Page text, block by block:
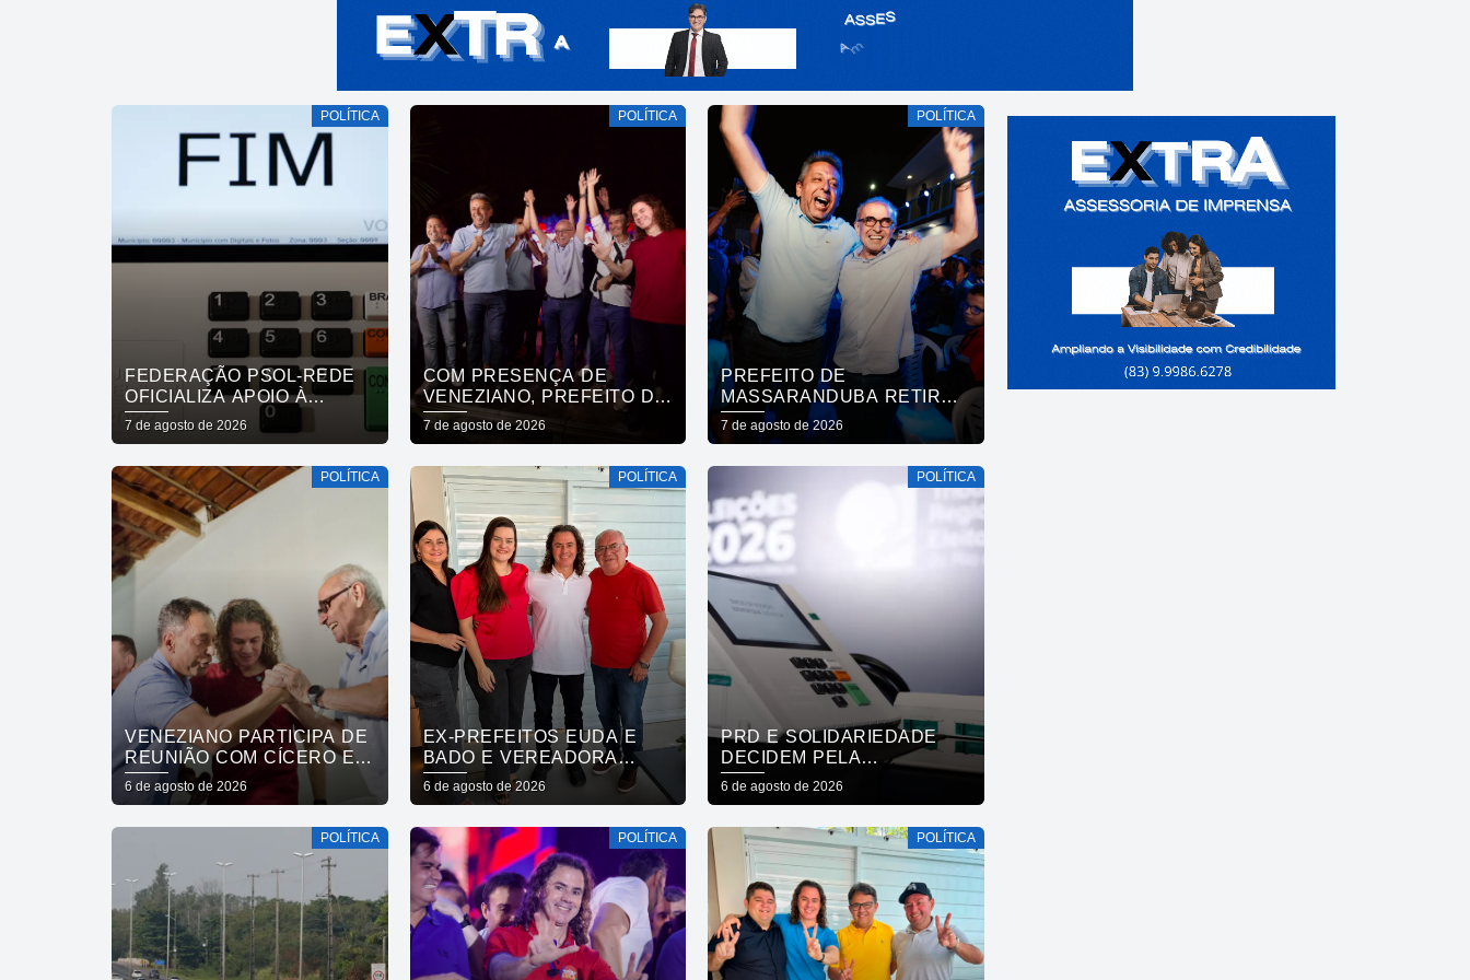
POLÍTICA
FEDERAÇÃO PSOL-REDE
OFICIALIZA APOIO À
CANDIDATURA DE LULA À
REELEIÇÃO
7 de agosto de 2026
POLÍTICA
COM PRESENÇA DE
VENEZIANO, PREFEITO DE
MASSARANDUBA REÚNE
POPULAÇÃO E ANUNCIA
7 de agosto de 2026
POLÍTICA
PREFEITO DE
MASSARANDUBA RETIRA
APOIO A LUCAS RIBEIRO E
ANUNCIA VOTO EM
7 de agosto de 2026
POLÍTICA
VENEZIANO PARTICIPA DE
REUNIÃO COM CÍCERO E
FÁBIO RAMALHO E
AFIRMA: “NÃO ESTAMOS
MOSTRANDO TRABALHO
6 de agosto de 2026
POLÍTICA
EX-PREFEITOS EUDA E
BADO E VEREADORA
MARINA VENÂNCIO, DE
CUITÉ, REAFIRMAM APOIO
ANDRÉ GADELHA
6 de agosto de 2026
POLÍTICA
PRD E SOLIDARIEDADE
DECIDEM PELA
NEUTRALIDADE NA
ELEIÇÃO PRESIDENCIAL
6 de agosto de 2026
POLÍTICA POLÍTICA POLÍTICA